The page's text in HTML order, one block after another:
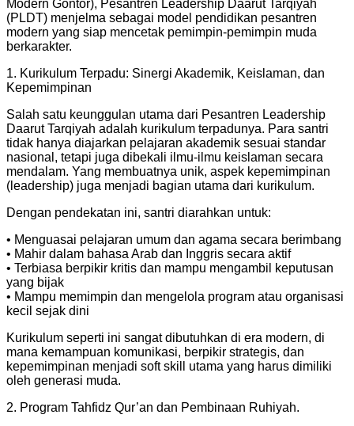
Modern Gontor), Pesantren Leadership Daarut Tarqiyah
(PLDT) menjelma sebagai model pendidikan pesantren
modern yang siap mencetak pemimpin-pemimpin muda
berkarakter.
1. Kurikulum Terpadu: Sinergi Akademik, Keislaman, dan
Kepemimpinan
Salah satu keunggulan utama dari Pesantren Leadership
Daarut Tarqiyah adalah kurikulum terpadunya. Para santri
tidak hanya diajarkan pelajaran akademik sesuai standar
nasional, tetapi juga dibekali ilmu-ilmu keislaman secara
mendalam. Yang membuatnya unik, aspek kepemimpinan
(leadership) juga menjadi bagian utama dari kurikulum.
Dengan pendekatan ini, santri diarahkan untuk:
• Menguasai pelajaran umum dan agama secara berimbang
• ⁠Mahir dalam bahasa Arab dan Inggris secara aktif
• ⁠Terbiasa berpikir kritis dan mampu mengambil keputusan
yang bijak
• ⁠Mampu memimpin dan mengelola program atau organisasi
kecil sejak dini
Kurikulum seperti ini sangat dibutuhkan di era modern, di
mana kemampuan komunikasi, berpikir strategis, dan
kepemimpinan menjadi soft skill utama yang harus dimiliki
oleh generasi muda.
2. Program Tahfidz Qur’an dan Pembinaan Ruhiyah.